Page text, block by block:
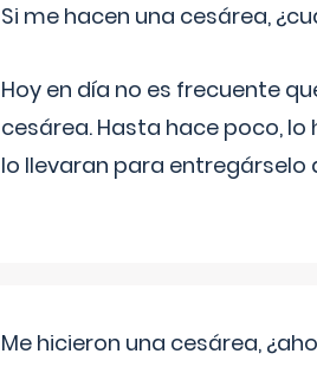
Si me hacen una cesárea,
Hoy en día no es frecuente
cesárea. Hasta hace poco,
lo llevaran para entregárselo
Me hicieron una cesárea,